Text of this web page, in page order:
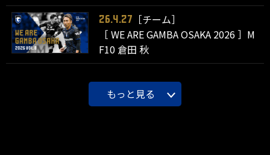
26.4.27
［チーム］
［ WE ARE GAMBA OSAKA 2026 ］M
F10 倉田 秋
もっと見る